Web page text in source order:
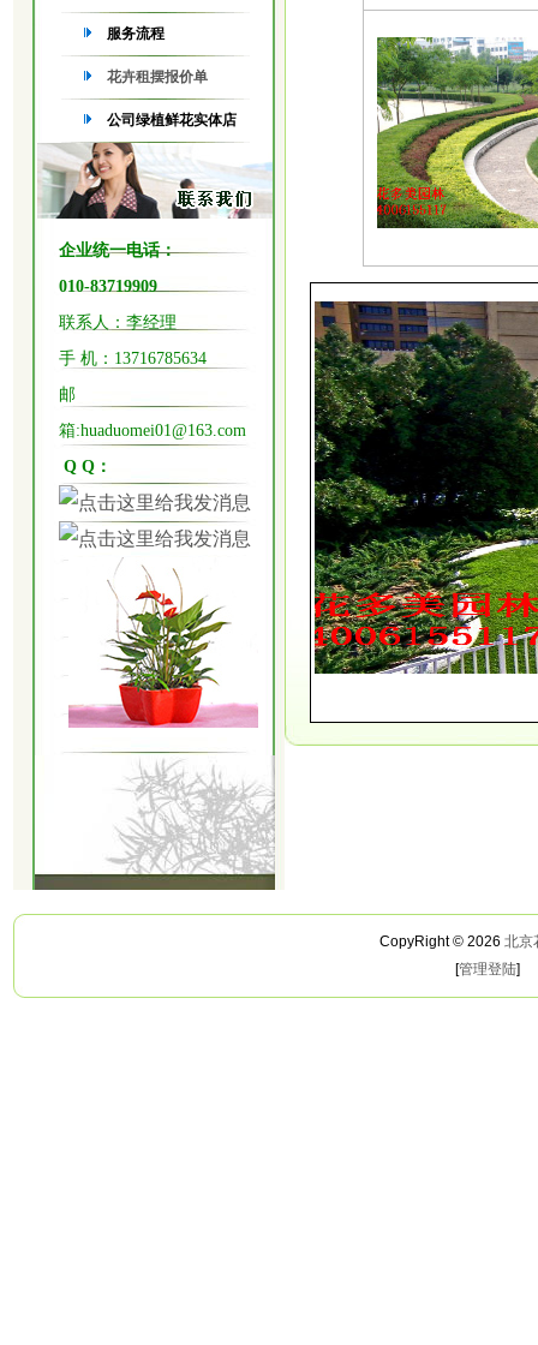
服务流程
花卉租摆报价单
公司绿植鲜花实体店
企业统一电话：
010-83719909
联系人：李经理
手 机： 13716785634
邮
箱:huaduomei01@163.com
Q Q：
CopyRight © 2026 北京
[管理登陆